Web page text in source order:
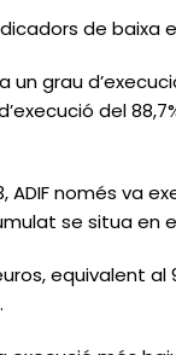
de baixa
grau
del
només va
se situa en
equivalent